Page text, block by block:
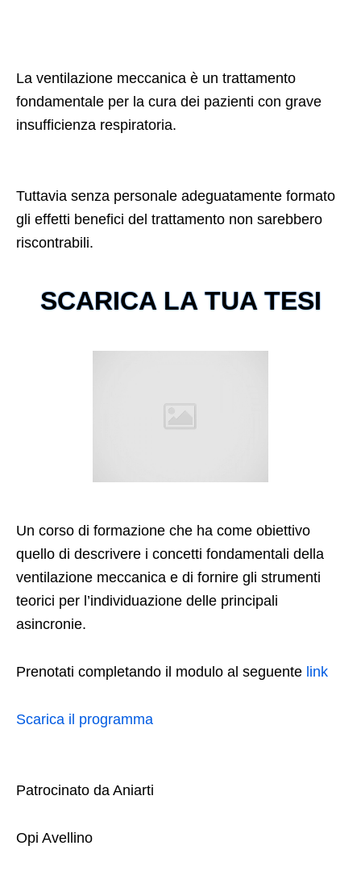
La ventilazione meccanica è un trattamento
fondamentale per la cura dei pazienti con grave
insufficienza respiratoria.
Tuttavia senza personale adeguatamente formato
gli effetti benefici del trattamento non sarebbero
riscontrabili.
SCARICA LA TUA TESI
Un corso di formazione che ha come obiettivo
quello di descrivere i concetti fondamentali della
ventilazione meccanica e di fornire gli strumenti
teorici per l’individuazione delle principali
asincronie.
Prenotati completando il modulo al seguente link
Scarica il programma
Patrocinato da Aniarti
Opi Avellino